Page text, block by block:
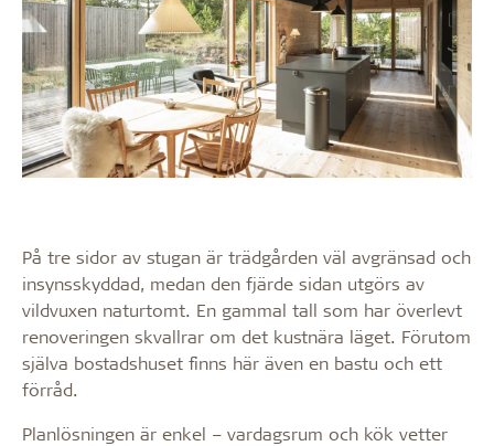
På tre sidor av stugan är trädgården väl avgränsad och
insynsskyddad, medan den fjärde sidan utgörs av
vildvuxen naturtomt. En gammal tall som har överlevt
renoveringen skvallrar om det kustnära läget. Förutom
själva bostadshuset finns här även en bastu och ett
förråd.
Planlösningen är enkel – vardagsrum och kök vetter